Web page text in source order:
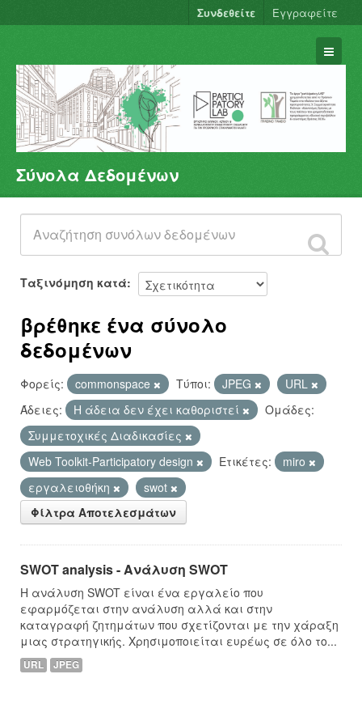
Συνδεθείτε Εγγραφείτε
Σύνολα Δεδομένων
Φορείς
Ομάδες
Σχετικά
Σύνολα Δεδομένων
Ταξινόμηση κατά
βρέθηκε ένα σύνολο
δεδομένων
Φορείς: commonspace Τύποι: JPEG
URL
Άδειες:
Η άδεια δεν έχει καθοριστεί
Ομάδες:
Συμμετοχικές Διαδικασίες
Web Toolkit-Participatory design
Ετικέτες:
miro
εργαλειοθήκη
swot
Φίλτρα Αποτελεσμάτων
SWOT analysis - Ανάλυση SWOT
Η ανάλυση SWOT είναι ένα εργαλείο που
εφαρμόζεται στην ανάλυση αλλά και στην
καταγραφή ζητημάτων που σχετίζονται με την χάραξη
μιας στρατηγικής. Χρησιμοποιείται ευρέως σε όλο το...
URL JPEG